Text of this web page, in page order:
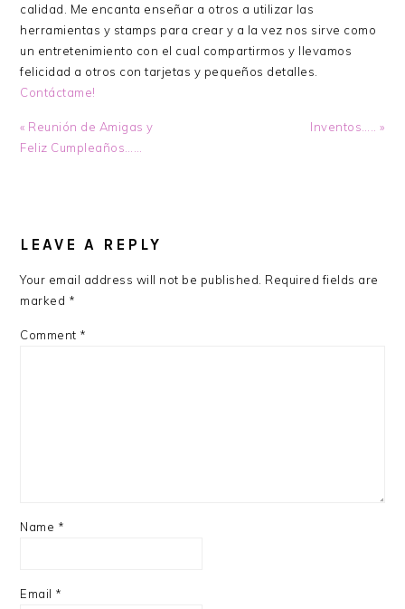
calidad. Me encanta enseñar a otros a utilizar las
herramientas y stamps para crear y a la vez nos sirve como
un entretenimiento con el cual compartirmos y llevamos
felicidad a otros con tarjetas y pequeños detalles.
Contáctame!
Previous
Post:
« Reunión de Amigas y
Feliz Cumpleaños……
Next
Inventos….. »
INTERACTIONS
LEAVE A REPLY
Your email address will not be published. Required fields are
marked *
Comment *
Name *
Email *